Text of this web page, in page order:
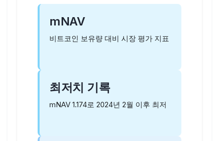
mNAV
비트코인 보유량 대비 시장 평가 지표
최저치 기록
mNAV 1.174로 2024년 2월 이후 최저